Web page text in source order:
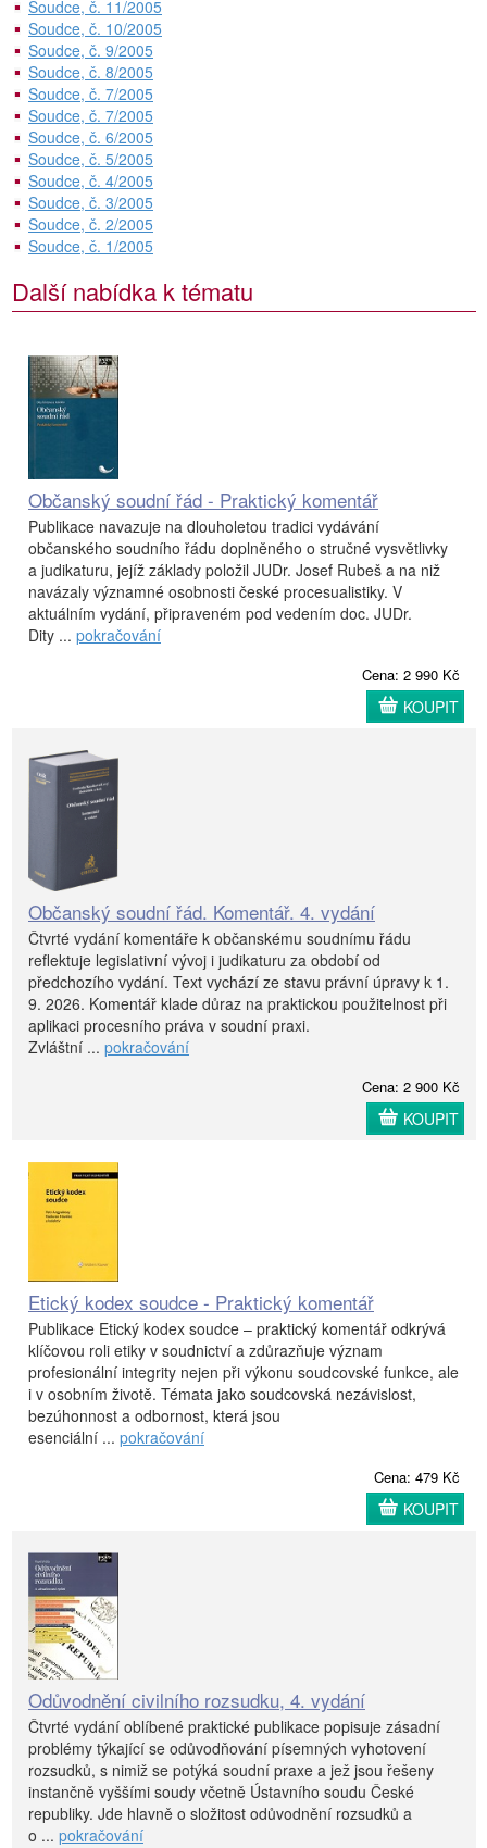
Soudce, č. 11/2005
Soudce, č. 10/2005
Soudce, č. 9/2005
Soudce, č. 8/2005
Soudce, č. 7/2005
Soudce, č. 7/2005
Soudce, č. 6/2005
Soudce, č. 5/2005
Soudce, č. 4/2005
Soudce, č. 3/2005
Soudce, č. 2/2005
Soudce, č. 1/2005
Další nabídka k tématu
Občanský soudní řád - Praktický komentář
Publikace navazuje na dlouholetou tradici vydávání
občanského soudního řádu doplněného o stručné vysvětlivky
a judikaturu, jejíž základy položil JUDr. Josef Rubeš a na niž
navázaly významné osobnosti české procesualistiky. V
aktuálním vydání, připraveném pod vedením doc. JUDr.
Dity ... pokračování
Cena: 2 990 Kč
KOUPIT
Občanský soudní řád. Komentář. 4. vydání
Čtvrté vydání komentáře k občanskému soudnímu řádu
reflektuje legislativní vývoj i judikaturu za období od
předchozího vydání. Text vychází ze stavu právní úpravy k 1.
9. 2026. Komentář klade důraz na praktickou použitelnost při
aplikaci procesního práva v soudní praxi.
Zvláštní ... pokračování
Cena: 2 900 Kč
KOUPIT
Etický kodex soudce - Praktický komentář
Publikace Etický kodex soudce – praktický komentář odkrývá
klíčovou roli etiky v soudnictví a zdůrazňuje význam
profesionální integrity nejen při výkonu soudcovské funkce, ale
i v osobním životě. Témata jako soudcovská nezávislost,
bezúhonnost a odbornost, která jsou
esenciální ... pokračování
Cena: 479 Kč
KOUPIT
Odůvodnění civilního rozsudku, 4. vydání
Čtvrté vydání oblíbené praktické publikace popisuje zásadní
problémy týkající se odůvodňování písemných vyhotovení
rozsudků, s nimiž se potýká soudní praxe a jež jsou řešeny
instančně vyššími soudy včetně Ústavního soudu České
republiky. Jde hlavně o složitost odůvodnění rozsudků a
o ... pokračování